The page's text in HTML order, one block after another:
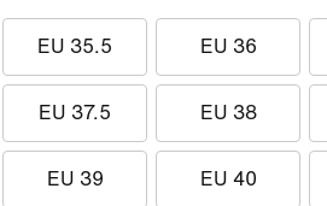
EU 35.5 EU 36
EU 37.5 EU 38
EU 39 EU 40